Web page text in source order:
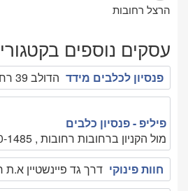
הרצל רחובות
עסקים נוספים
פנסיון לכלבים מידד הדולב 39 רחובות , 0526333150
פיליפ - פנסיון כלבים
מול הקניון ברחובות רחובות , 077-200-1485
חוות פינוקי דרך גד פיינשטיין א.ת רחובות ,